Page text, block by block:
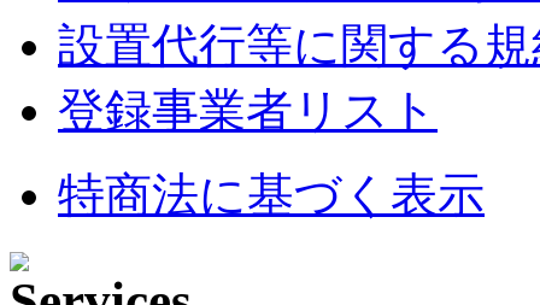
設置代行等に関する
登録事業者リスト
特商法に基づく表示